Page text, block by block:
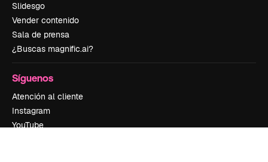
Slidesgo
Vender contenido
Sala de prensa
¿Buscas magnific.ai?
Síguenos
Atención al cliente
Instagram
YouTube